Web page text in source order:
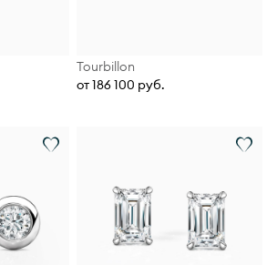
Tourbillon
от 186 100 руб.